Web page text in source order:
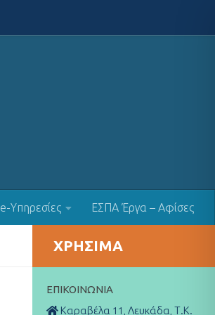
e-Υπηρεσίες ΕΣΠΑ Έργα – Αφίσες
ΧΡΉΣΙΜΑ
ΕΠΙΚΟΙΝΩΝΊΑ
Καραβέλα 11, Λευκάδα, Τ.Κ.